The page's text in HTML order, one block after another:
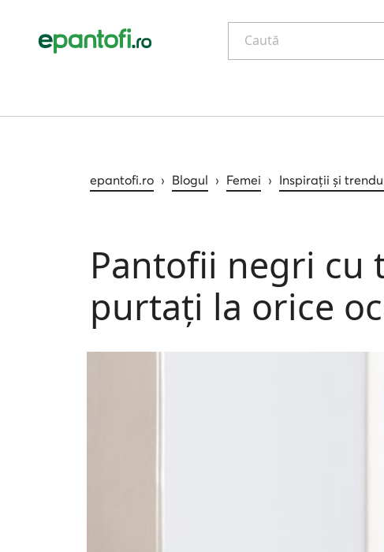
Caută
epantofi.ro › Blogul › Femei › Inspirații și
Pantofii negri cu
purtați la orice